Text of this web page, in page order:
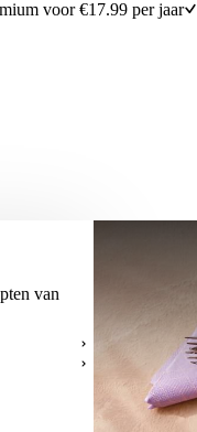
voor €17.99 per jaar
van